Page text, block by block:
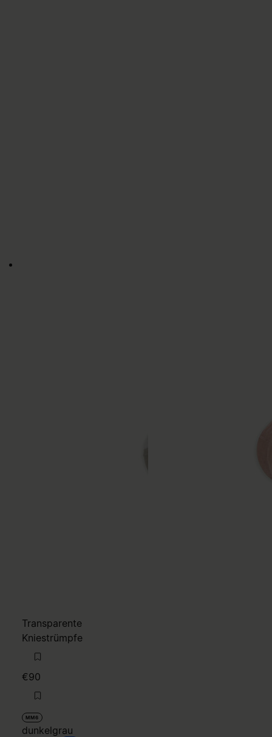
Transparente
Kniestrümpfe
€90
MM6
dunkelgrau